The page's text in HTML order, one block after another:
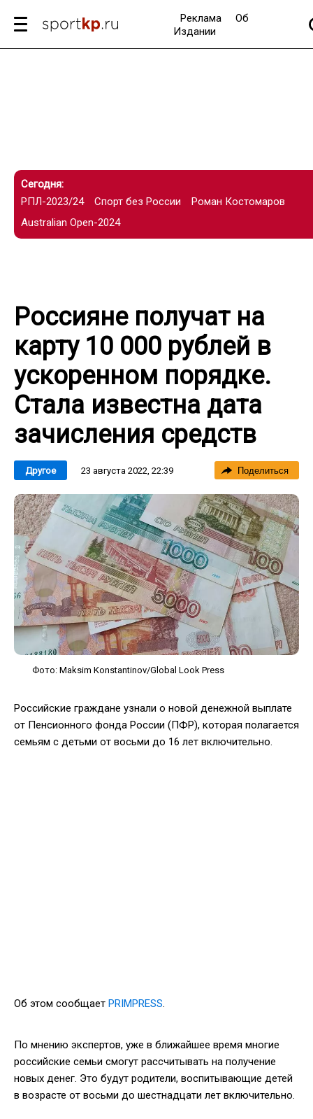
Реклама
Об
Издании
Сегодня:
РПЛ-2023/24
Спорт без России
Роман Костомаров
Australian Open-2024
Россияне получат на
карту 10 000 рублей в
ускоренном порядке.
Стала известна дата
зачисления средств
Другое 23 августа 2022, 22:39 Поделиться
Фото: Maksim Konstantinov/Global Look Press
Российские граждане узнали о новой денежной выплате
от Пенсионного фонда России (ПФР), которая полагается
семьям с детьми от восьми до 16 лет включительно.
Об этом сообщает PRIMPRESS.
По мнению экспертов, уже в ближайшее время многие
российские семьи смогут рассчитывать на получение
новых денег. Это будут родители, воспитывающие детей
в возрасте от восьми до шестнадцати лет включительно.